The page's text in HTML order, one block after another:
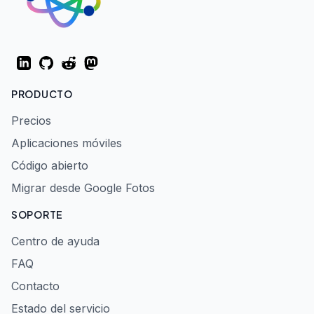
LinkedInGitHubRedditMastodon
PRODUCTO
Precios
Aplicaciones móviles
Código abierto
Migrar desde Google Fotos
SOPORTE
Centro de ayuda
FAQ
Contacto
Estado del servicio